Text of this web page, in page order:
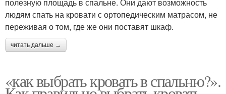
полезную площадь в спальне. Они дают возможность
людям спать на кровати с ортопедическим матрасом, не
переживая о том, где же они поставят шкаф.
читать дальше →
«как выбрать кровать в спальню?».